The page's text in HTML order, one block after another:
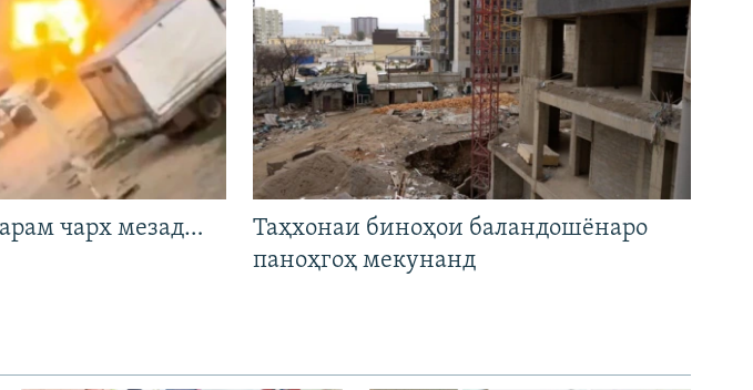
чарх мезад…
Таҳхонаи биноҳои баландошёнаро
паноҳгоҳ мекунанд